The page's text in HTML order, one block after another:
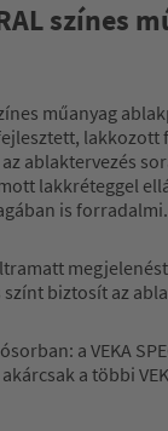
felületek
stílusokhoz, és
népszerű
színes
műanyag
lakkozott
ablaktervezés
lakkréteggel
is forradalmi.
biztosít az
a VEKA
a többi